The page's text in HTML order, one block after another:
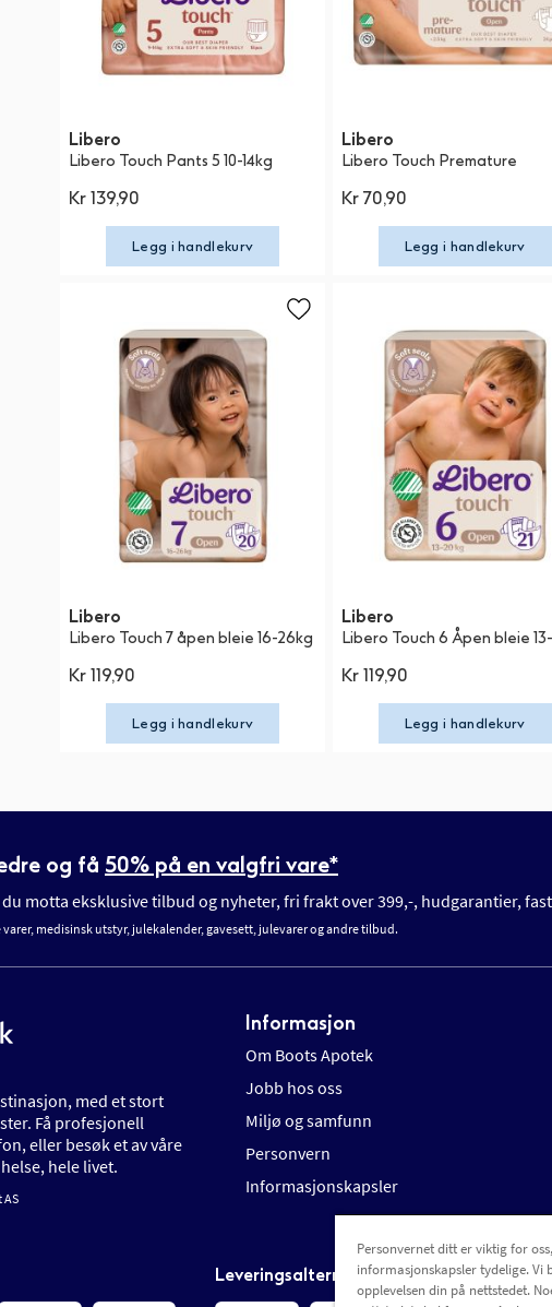
Libero
Libero Touch Pants 5 10-14kg
Kr 139,90
Legg i handlekurv
Libero
Libero Touch Premature
Kr 70,90
Legg i handlekurv
Libero
Libero Touch 7 åpen bleie 16-26kg
Kr 119,90
Legg i handlekurv
Libero
Libero Touch 6 Åpen bleie
Kr 119,90
Legg i handlekurv
og få 50% på en valgfri vare*
motta eksklusive tilbud og nyheter, fri frakt over 399,-, hudgarantier,
medisinsk utstyr, julekalender, gavesett, julevarer og andre tilbud.
med et stort
Få profesjonell
eller besøk et av våre
hele livet.
Informasjon
Om Boots Apotek
Jobb hos oss
Miljø og samfunn
Personvern
Informasjonskapsler
Leveringsalternativer
Personvernet ditt er viktig for
informasjonskapsler tydelige.
opplevelsen din på nettstedet.